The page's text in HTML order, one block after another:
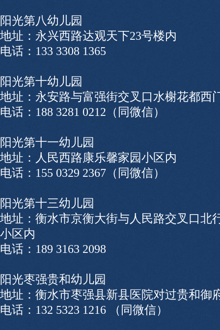
阳光第八幼儿园
地址：永兴西路达观天下23号楼内
电话：133 3308 1365
阳光第十幼儿园
地址：永安路与富强街交叉口水榭花都西
电话：188 3281 0212（同微信）
阳光第十一幼儿园
地址：人民西路康乐馨家园小区内
电话：155 0329 2367（同微信）
阳光第十三幼儿园
地址：衡水市京衡大街与人民路交叉口北
小区内
电话：189 3163 2098
阳光枣强贵和幼儿园
地址：衡水市枣强县新县医院对过贵和御
电话：132 5323 1216 （同微信）